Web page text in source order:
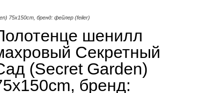
75x150cm, бренд: фейлер (feiler)
шенилл
Секретный
(Secret Garden)
бренд: